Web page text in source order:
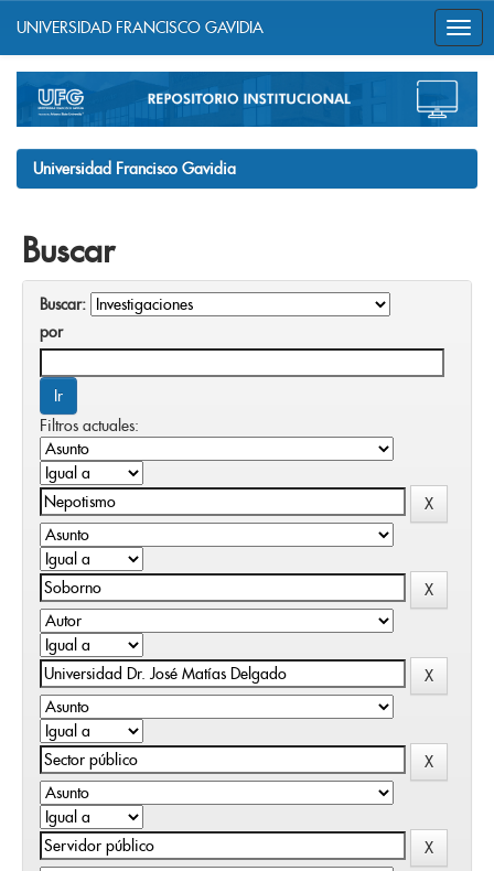
navigation
UNIVERSIDAD FRANCISCO GAVIDIA
Universidad Francisco Gavidia
Buscar
Buscar:
por
Filtros actuales: